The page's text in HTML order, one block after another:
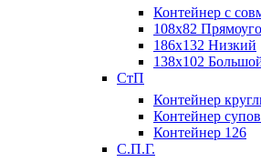
Контейнер с
108х82
186х132 Низкий
138х102
СтП
Контейнер
Контейнер
Контейнер 126
С.П.Г.